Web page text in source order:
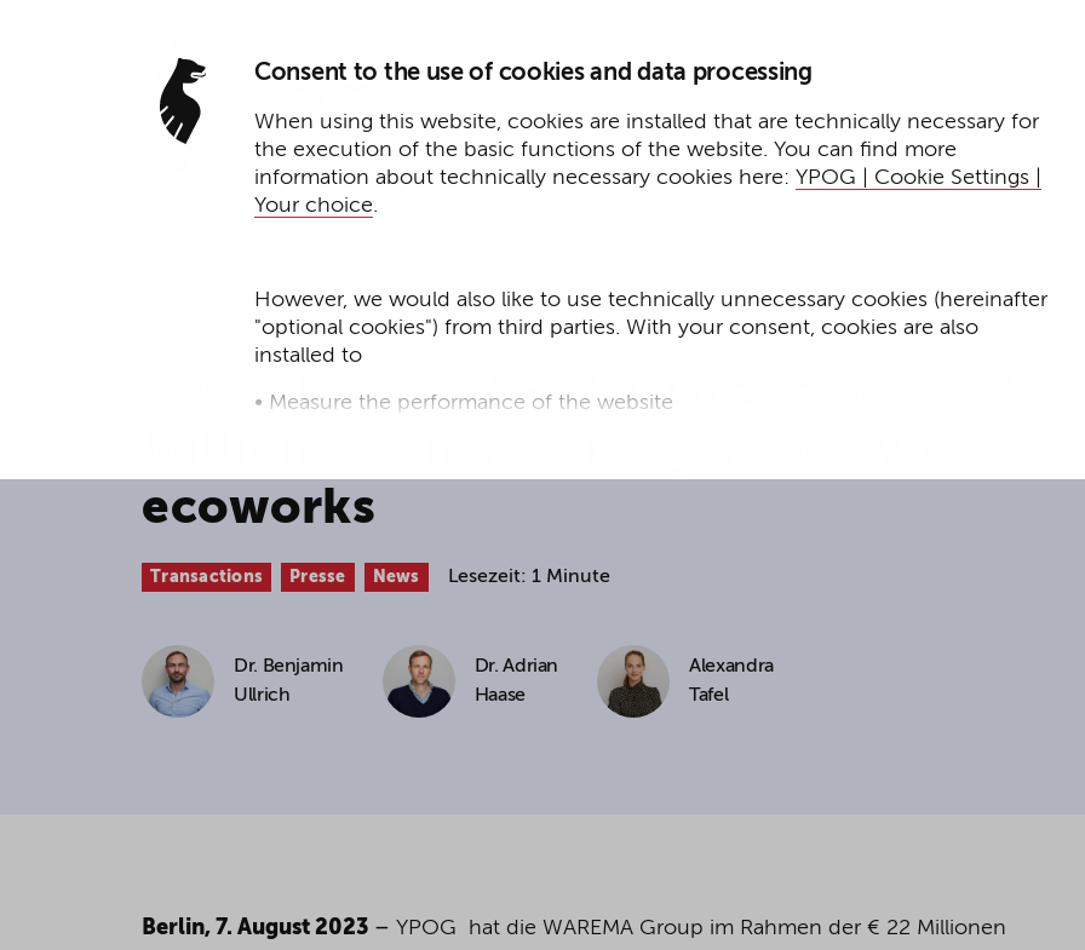
Consent to the use of cookies and data processing
When using this website, cookies are installed that are technically necessary for
the execution of the basic functions of the website. You can find more
information about technically necessary cookies here: YPOG | Cookie Settings |
Your choice.
However, we would also like to use technically unnecessary cookies (hereinafter
"optional cookies") from third parties. With your consent, cookies are also
installed to
• Measure the performance of the website
• Track your online behavior for targeted advertising purposes.
If you agree to all optional cookies being used for the previously mentioned
to reject all optional cookies.
Home
Expertise Presse
Events
8. August 2023
YPOG berät WAREMA Group bei € 22
ecoworks
Transactions Presse News Lesezeit: 1 Minute
Dr. Benjamin
Ullrich
Dr. Adrian
Haase
Alexandra
Tafel
Berlin, 7. August 2023 – YPOG hat die WAREMA Group im Rahmen der € 22 Millionen